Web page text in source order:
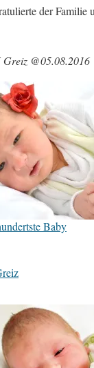
der Familie
@05.08.2016
Baby